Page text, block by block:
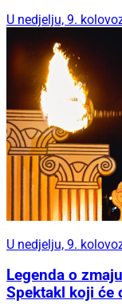
U nedjelju, 9.
U nedjelju, 9.
Legenda o
Spektakl koji će